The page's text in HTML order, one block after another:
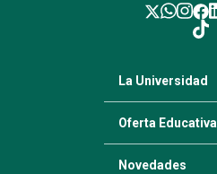
La Universidad
Oferta Educativa
Novedades